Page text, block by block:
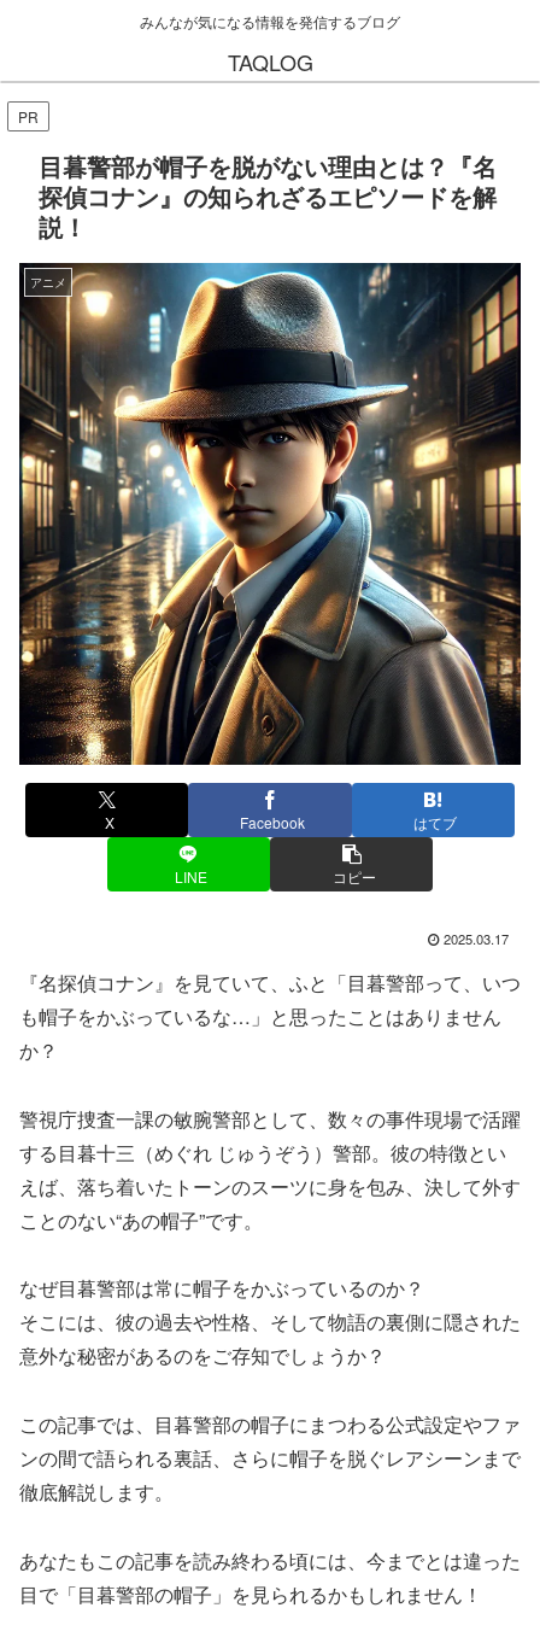
みんなが気になる情報を発信するブログ
TAQLOG
PR
目暮警部が帽子を脱がない理由とは？『名
探偵コナン』の知られざるエピソードを解
説！
アニメ
X Facebook はてブ
LINE コピー
2025.03.17
『名探偵コナン』を見ていて、ふと「目暮警部って、いつ
も帽子をかぶっているな…」と思ったことはありません
か？
警視庁捜査一課の敏腕警部として、数々の事件現場で活躍
する目暮十三（めぐれ じゅうぞう）警部。彼の特徴とい
えば、落ち着いたトーンのスーツに身を包み、決して外す
ことのない“あの帽子”です。
なぜ目暮警部は常に帽子をかぶっているのか？
そこには、彼の過去や性格、そして物語の裏側に隠された
意外な秘密があるのをご存知でしょうか？
この記事では、目暮警部の帽子にまつわる公式設定やファ
ンの間で語られる裏話、さらに帽子を脱ぐレアシーンまで
徹底解説します。
あなたもこの記事を読み終わる頃には、今までとは違った
目で「目暮警部の帽子」を見られるかもしれません！